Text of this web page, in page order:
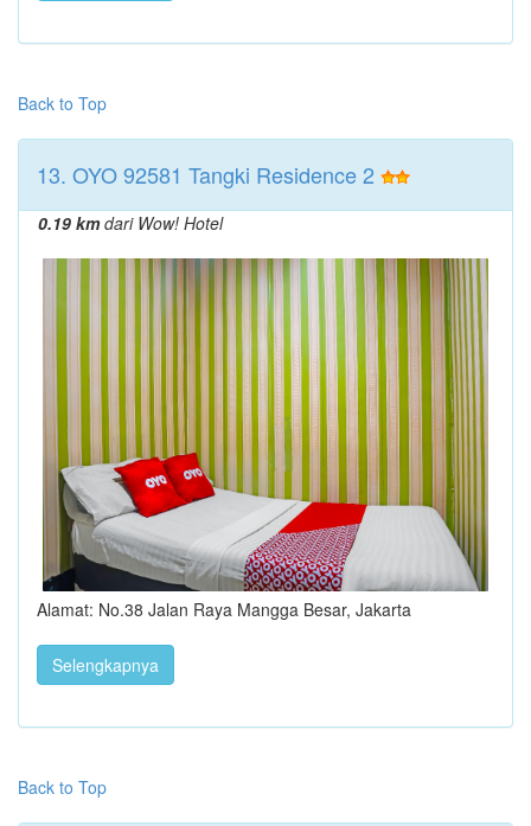
Back to Top
13. OYO 92581 Tangki Residence 2
0.19 kmdari Wow! Hotel
Alamat: No.38 Jalan Raya Mangga Besar, Jakarta
Selengkapnya
Back to Top